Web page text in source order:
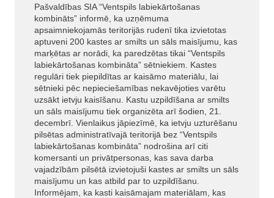
Pašvaldības SIA “Ventspils labiekārtošanas
kombināts” informē, ka uzņēmuma
apsaimniekojamās teritorijās rudenī tika izvietotas
aptuveni 200 kastes ar smilts un sāls maisījumu, kas
marķētas ar norādi, ka paredzētas tikai “Ventspils
labiekārtošanas kombināta” sētniekiem. Kastes
regulāri tiek piepildītas ar kaisāmo materiālu, lai
sētnieki pēc nepieciešamības nekavējoties varētu
uzsākt ietvju kaisīšanu. Kastu uzpildīšana ar smilts
un sāls maisījumu tiek organizēta arī šodien, 21.
decembrī. Vienlaikus jāpiezīmē, ka ietvju uzturēšanu
pilsētas administratīvajā teritorijā bez “Ventspils
labiekārtošanas kombināta” nodrošina arī citi
komersanti un privātpersonas, kas sava darba
vajadzībām pilsētā izvietojuši kastes ar smilts un sāls
maisījumu un kas atbild par to uzpildīšanu.
Informējam, ka kasti kaisāmajam materiālam, kas